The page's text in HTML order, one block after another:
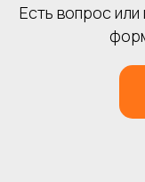
Есть вопрос